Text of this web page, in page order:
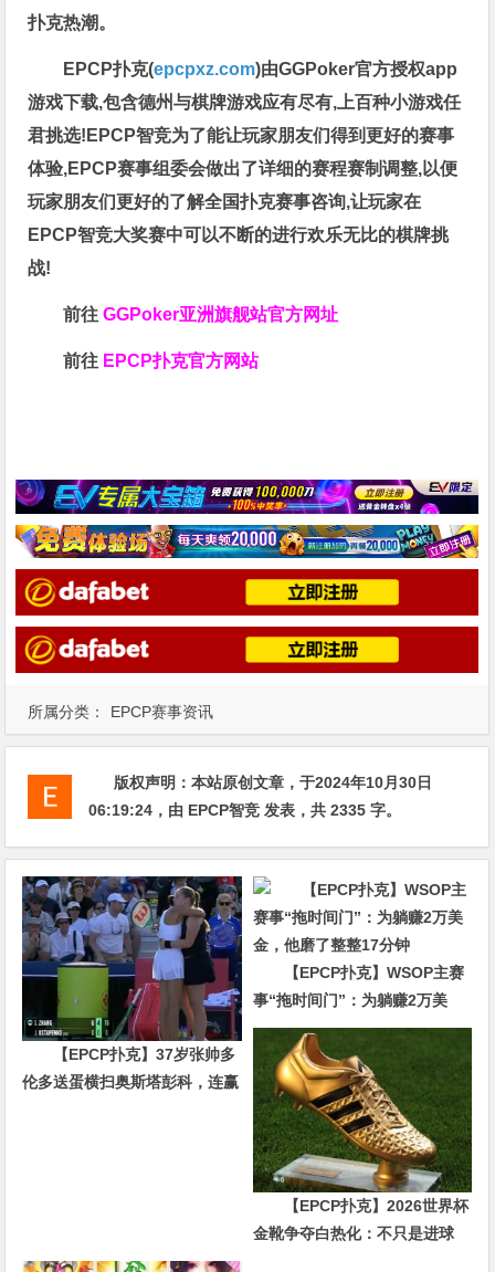
所属分类： EPCP赛事资讯
扑克热潮。
EPCP扑克(epcpxz.com)由GGPoker官方授权app
游戏下载,包含德州与棋牌游戏应有尽有,上百种小游戏任
君挑选!EPCP智竞为了能让玩家朋友们得到更好的赛事
体验,EPCP赛事组委会做出了详细的赛程赛制调整,以便
玩家朋友们更好的了解全国扑克赛事咨询,让玩家在
EPCP智竞大奖赛中可以不断的进行欢乐无比的棋牌挑
战!
前往GGPoker亚洲旗舰站官方网址
前往 EPCP扑克官方网站
版权声明：本站原创文章，于2024年10月30日
06:19:24 ，由 EPCP智竞 发表，共 2335 字。
【EPCP扑克】37岁张帅多
伦多送蛋横扫奥斯塔彭科，连赢
【EPCP扑克】WSOP主赛
事“拖时间门”：为躺赚2万美
金，他磨了整整17分钟
【EPCP扑克】2026世界杯
金靴争夺白热化：不只是进球